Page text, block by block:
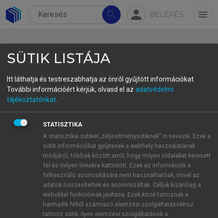
search person BELÉPÉS menu
Szempontok a felelősségteljes
élethez
DOI: 10.1556/2065.179.2018.11.15
A reformáció jubileumi évében, 2017-ben jelent
A protestáns etika kézikönyvecímű terjedelmes
és szép kiállítású kötet a Kálvin és a Luther Kiadó
közös gondozásában. A többszerzős könyv
SÜTIK LISTÁJA
Itt láthatja és testreszabhatja az önről gyűjtött információkat.
További információért kérjük, olvasd el az adatvédelmi
tájékoztatónkat.
STATISZTIKA
A statisztikai sütiket „teljesítménysütiknek” is nevezik. Ezek a
sütik információkat gyűjtenek a webhely használatának
módjáról, többek között arról, hogy milyen oldalakat keresett
fel és milyen linkekre kattintott. Ezek az információk a
felhasználó azonosítására nem használhatóak, mivel az
adatok összesítettek és anonimizáltak. Céljuk kizárólag a
weboldal funkcióinak javítása. Ezek közé tartoznak a
harmadik féltől származó elemzési szolgáltatásokhoz
tartozó sütik; ilyen elemzési szolgáltatások a